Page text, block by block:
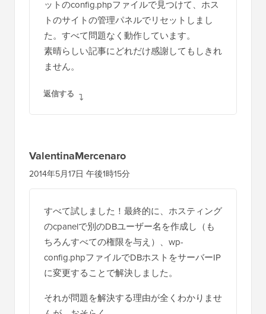
ットのconfig.phpファイルで見つけて、ホス
トのサイトの管理パネルでリセットしまし
た。すべて問題なく動作しています。
素晴らしい記事にどれだけ感謝してもしきれ
ません。
返信する
ValentinaMercenaro
2014年5月17日 午後1時15分
すべて試しました！最終的に、ホスティング
のcpanelで別のDBユーザー名を作成し（も
ちろんすべての権限を与え）、wp-
config.phpファイルでDBホストをサーバーIP
に変更することで解決しました。
それが問題を解決する理由が全くわかりませ